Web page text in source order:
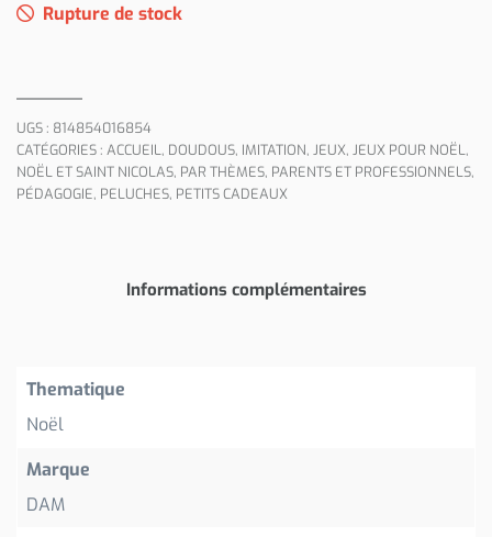
Rupture de stock
UGS : 814854016854
CATÉGORIES : ACCUEIL, DOUDOUS, IMITATION, JEUX, JEUX POUR NOËL,
NOËL ET SAINT NICOLAS, PAR THÈMES, PARENTS ET PROFESSIONNELS,
PÉDAGOGIE, PELUCHES, PETITS CADEAUX
Informations complémentaires
Thematique
Noël
Marque
DAM